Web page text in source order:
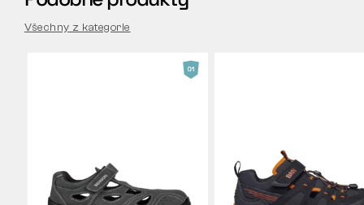
Všechny z kategorie